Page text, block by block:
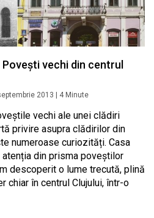
vechi din centrul
2013 4 Minute
vechi ale unei clădiri
privire asupra clădirilor din
numeroase curiozități. Casa
din prisma poveștilor
descoperit o lume trecută, plină
chiar în centrul Clujului, într-o